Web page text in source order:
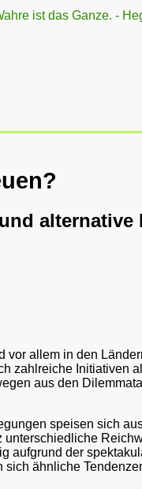
ist das Ganze. -
vor allem in den
zahlreiche Initiativen
aus den
speisen sich
unterschiedliche
aufgrund der
ähnliche